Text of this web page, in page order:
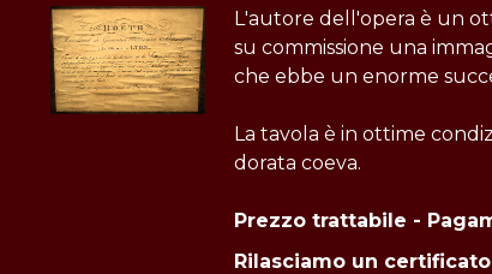
L'autore dell'opera è un
su commissione una
che ebbe un enorme
La tavola è in ottime
dorata coeva.
Prezzo trattabile -
Rilasciamo un